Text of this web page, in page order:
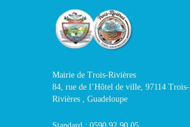
Mairie de Trois-Rivières
84, rue de l’Hôtel de ville, 97114 Trois-
Rivières , Guadeloupe